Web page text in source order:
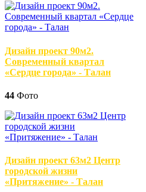
Дизайн проект 90м2.
Современный квартал
«Сердце города» - Талан
44 Фото
Дизайн проект 63м2 Центр
городской жизни
«Притяжение» - Талан